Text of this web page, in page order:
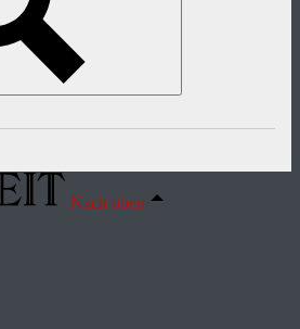
Nach oben